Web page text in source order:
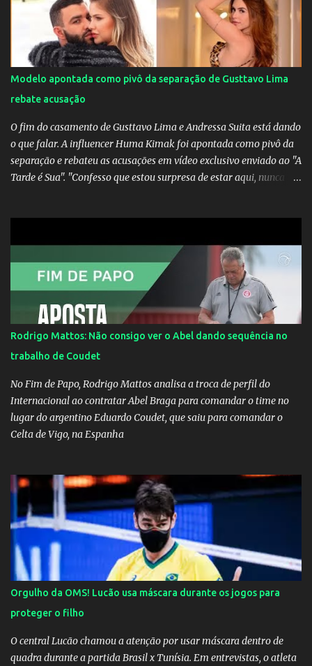
Modelo apontada como pivô da separação de Gusttavo Lima
rebate acusação
O fim do casamento de Gusttavo Lima e Andressa Suita está dando
o que falar. A influencer Huma Kimak foi apontada como pivô da
separação e rebateu as acusações em vídeo exclusivo enviado ao "A
Tarde é Sua". "Confesso que estou surpresa de estar aqui, nunca
Huma Kimak. A influencer também contou que recebe diversos
ataques na internet desde a época em que foi contratada para
fazer a divulgação de uma live do Gusttavo Lima em Manaus,
capital do Amazonas. "Fui até o local onde seria o show, divulguei
e no dia seguinte foi feita a live que eu não pude ir, porque estava
me sentindo mal", explicou Huma. A notícia da separação de
Gusttavo Lima e Andressa Suita foi divulgada no dia 9 de outubro.
A relação chegou ao fim após cinco anos e houve rumores de uma
suposta traição do canto...
Rodrigo Mattos: Não consigo ver o Abel dando sequência no
trabalho de Coudet
No Fim de Papo, Rodrigo Mattos analisa a troca de perfil do
Internacional ao contratar Abel Braga para comandar o time no
lugar do argentino Eduardo Coudet, que saiu para comandar o
Celta de Vigo, na Espanha
Orgulho da OMS! Lucão usa máscara durante os jogos para
proteger o filho
O central Lucão chamou a atenção por usar máscara dentro de
quadra durante a partida Brasil x Tunísia. Em entrevistas, o atleta